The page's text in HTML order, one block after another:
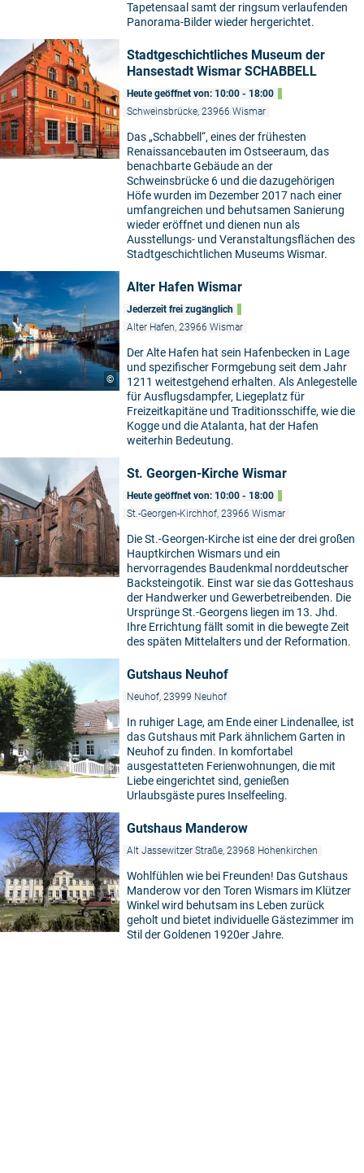
Tapetensaal samt der ringsum verlaufenden
Panorama-Bilder wieder hergerichtet.
Stadtgeschichtliches Museum der
Hansestadt Wismar SCHABBELL
Heute geöffnet von: 10:00 - 18:00
Schweinsbrücke, 23966 Wismar
Das „Schabbell“, eines der frühesten
Renaissancebauten im Ostseeraum, das
benachbarte Gebäude an der
Schweinsbrücke 6 und die dazugehörigen
Höfe wurden im Dezember 2017 nach einer
umfangreichen und behutsamen Sanierung
wieder eröffnet und dienen nun als
Ausstellungs- und Veranstaltungsflächen des
Stadtgeschichtlichen Museums Wismar.
©
Alter Hafen Wismar
Jederzeit frei zugänglich
Alter Hafen, 23966 Wismar
Der Alte Hafen hat sein Hafenbecken in Lage
und spezifischer Formgebung seit dem Jahr
1211 weitestgehend erhalten. Als Anlegestelle
für Ausflugsdampfer, Liegeplatz für
Freizeitkapitäne und Traditionsschiffe, wie die
Kogge und die Atalanta, hat der Hafen
weiterhin Bedeutung.
St. Georgen-Kirche Wismar
Heute geöffnet von: 10:00 - 18:00
St.-Georgen-Kirchhof, 23966 Wismar
Die St.-Georgen-Kirche ist eine der drei großen
Hauptkirchen Wismars und ein
hervorragendes Baudenkmal norddeutscher
Backsteingotik. Einst war sie das Gotteshaus
der Handwerker und Gewerbetreibenden. Die
Ursprünge St.-Georgens liegen im 13. Jhd.
Ihre Errichtung fällt somit in die bewegte Zeit
des späten Mittelalters und der Reformation.
©
Gutshaus Neuhof
Neuhof, 23999 Neuhof
In ruhiger Lage, am Ende einer Lindenallee, ist
das Gutshaus mit Park ähnlichem Garten in
Neuhof zu finden. In komfortabel
ausgestatteten Ferienwohnungen, die mit
Liebe eingerichtet sind, genießen
Urlaubsgäste pures Inselfeeling.
Gutshaus Manderow
Alt Jassewitzer Straße, 23968 Hohenkirchen
Wohlfühlen wie bei Freunden! Das Gutshaus
Manderow vor den Toren Wismars im Klützer
Winkel wird behutsam ins Leben zurück
geholt und bietet individuelle Gästezimmer im
Stil der Goldenen 1920er Jahre.